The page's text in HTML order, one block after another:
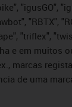
"igusGO",
"RBTX",
"triflex",
e em
marcas
de uma